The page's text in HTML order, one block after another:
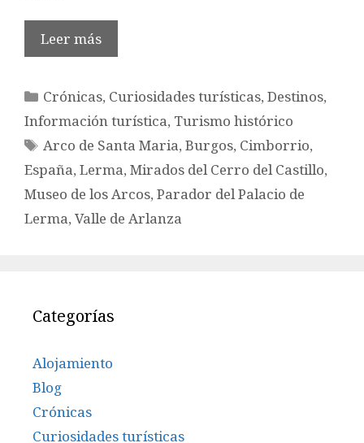
Leer más
Categorías
Crónicas, Curiosidades turísticas,Destinos,
Información turística, Turismo histórico
Etiquetas
Arco de Santa Maria,Burgos, Cimborrio,
España, Lerma, Mirados del Cerro del Castillo,
Museo de los Arcos, Parador del Palacio de
Lerma, Valle de Arlanza
Categorías
Alojamiento
Blog
Crónicas
Curiosidades turísticas